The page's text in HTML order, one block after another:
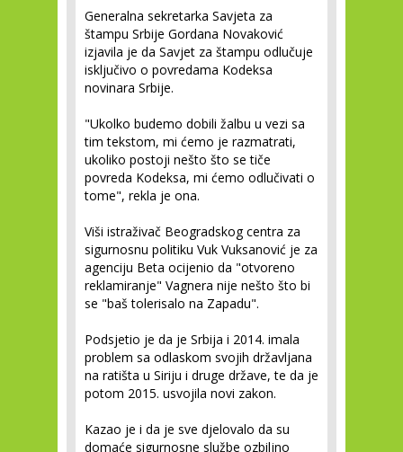
Generalna sekretarka Savjeta za
štampu Srbije Gordana Novaković
izjavila je da Savjet za štampu odlučuje
isključivo o povredama Kodeksa
novinara Srbije.
"Ukolko budemo dobili žalbu u vezi sa
tim tekstom, mi ćemo je razmatrati,
ukoliko postoji nešto što se tiče
povreda Kodeksa, mi ćemo odlučivati o
tome", rekla je ona.
Viši istraživač Beogradskog centra za
sigurnosnu politiku Vuk Vuksanović je za
agenciju Beta ocijenio da "otvoreno
reklamiranje" Vagnera nije nešto što bi
se "baš tolerisalo na Zapadu".
Podsjetio je da je Srbija i 2014. imala
problem sa odlaskom svojih državljana
na ratišta u Siriju i druge države, te da je
potom 2015. usvojila novi zakon.
Kazao je i da je sve djelovalo da su
domaće sigurnosne službe ozbiljno